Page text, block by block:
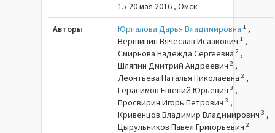
15-20 мая 2016 , Омск
Авторы Юрпалова Дарья Владимировна 1 ,
Вершинин Вячеслав Исаакович1 ,
Смирнова Надежда Сергеевна2 ,
Шляпин Дмитрий Андреевич2 ,
Леонтьева Наталья Николаевна2 ,
Герасимов Евгений Юрьевич3 ,
Просвирин Игорь Петрович3 ,
Кривенцов Владимир Владимирович3 ,
Цырульников Павел Григорьевич2